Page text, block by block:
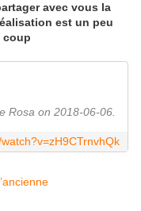
avec vous la
est un peu
coup
Rosa on 2018-06-06.